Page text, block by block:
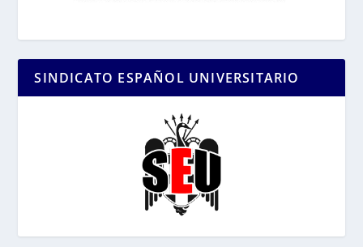
SINDICATO ESPAÑOL UNIVERSITARIO